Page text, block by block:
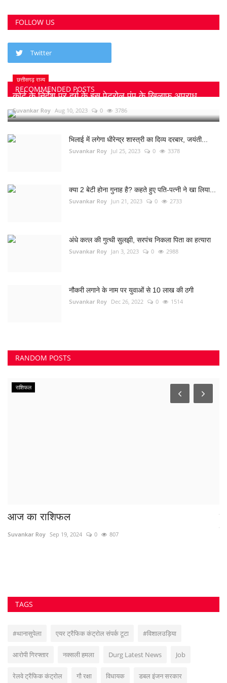
FOLLOW US
Twitter
RECOMMENDED POSTS
छत्तीसगढ़ राज्य
कोर्ट के निर्देश पर दुर्ग के इस पेट्रोल पंप के खिलाफ अपराध...
Suvankar Roy Aug 10, 2023 0 3786
भिलाई में लगेगा धीरेन्द्र शास्त्री का दिव्य दरबार, जयंती...
Suvankar Roy Jul 25, 2023 0 3378
क्या 2 बेटी होना गुनाह है? कहते हुए पति-पत्नी ने खा लिया...
Suvankar Roy Jun 21, 2023 0 2733
अंधे कत्ल की गुत्थी सुलझी, सरपंच निकला पिता का हत्यारा
Suvankar Roy Jan 3, 2023 0 2988
नौकरी लगाने के नाम पर युवाओं से 10 लाख की ठगी
Suvankar Roy Dec 26, 2022 0 1514
RANDOM POSTS
राशिफल
आज का राशिफल
Suvankar Roy Sep 19, 2024 0 807
TAGS
#थानासुपेला एयर ट्रैफिक कंट्रोल संपर्क टूटा #विशालउड़िया
आरोपी गिरफ्तार नक्सली हमला Durg Latest News Job
रेलवे ट्रैफिक कंट्रोल गौ रक्षा विधायक डबल इंजन सरकार